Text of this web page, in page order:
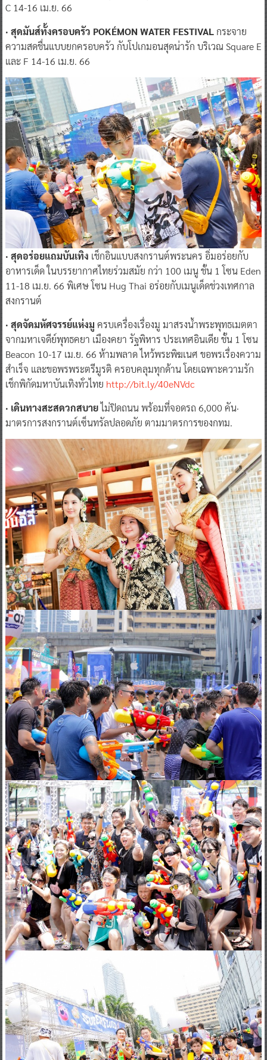
C 14-16 เม.ย. 66
· สุดมันส์ทั้งครอบครัว POKÉMON WATER FESTIVAL กระจาย
ความสดชื่นแบบยกครอบครัว กับโปเกมอนสุดน่ารัก บริเวณ Square E
และ F 14-16 เม.ย. 66
· สุดอร่อยแถมบันเทิง เช็กอินแบบสงกรานต์พระนคร อิ่มอร่อยกับ
อาหารเด็ด ในบรรยากาศไทยร่วมสมัย กว่า 100 เมนู ชั้น 1 โซน Eden
11-18 เม.ย. 66 พิเศษ โซน Hug Thai อร่อยกับเมนูเด็ดช่วงเทศกาล
สงกรานต์
· สุดจัดมหัศจรรย์แห่งมู ครบเครื่องเรื่องมู มาสรงน้ำพระพุทธเมตตา
จากมหาเจดีย์พุทธคยา เมืองคยา รัฐพิหาร ประเทศอินเดีย ชั้น 1 โซน
Beacon 10-17 เม.ย. 66 ห้ามพลาด ไหว้พระพิฆเนศ ขอพรเรื่องความ
สำเร็จ และขอพรพระตรีมูรติ ครอบคลุมทุกด้าน โดยเฉพาะความรัก
เช็กพิกัดมหาบันเทิงทั่วไทย http://bit.ly/40eNVdc
· เดินทางสะสดวกสบายไม่ปิดถนน พร้อมที่จอดรถ 6,000 คัน·
มาตรการสงกรานต์เซ็นทรัลปลอดภัย ตามมาตรการของกทม.